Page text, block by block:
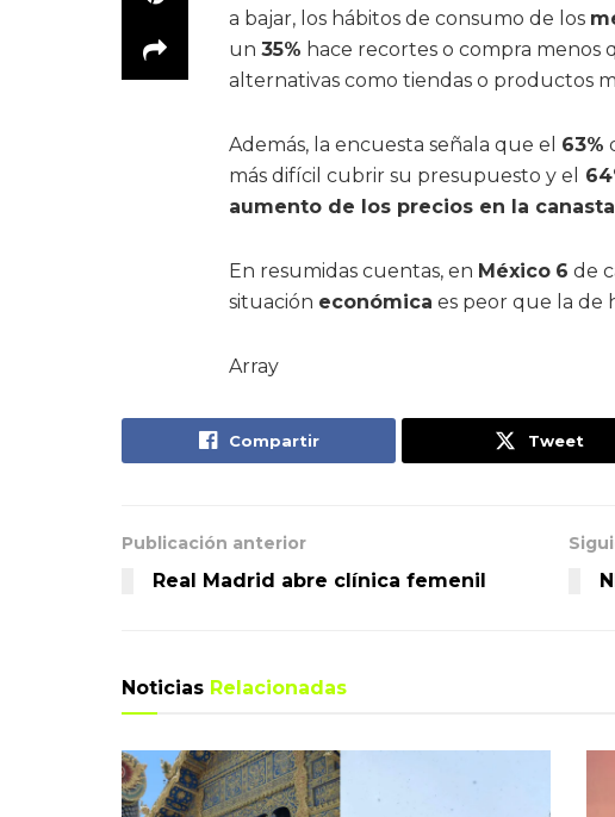
a bajar, los hábitos de consumo de los
un 35% hace recortes o compra menos
alternativas como tiendas o productos
Además, la encuesta señala que el 63%
más difícil cubrir su presupuesto y el
aumento de los precios en la
En resumidas cuentas, en México 6 de
situación económica es peor que la de
Array
Compartir Tweet
Publicación anterior
Real Madrid abre clínica femenil
Noticias Relacionadas